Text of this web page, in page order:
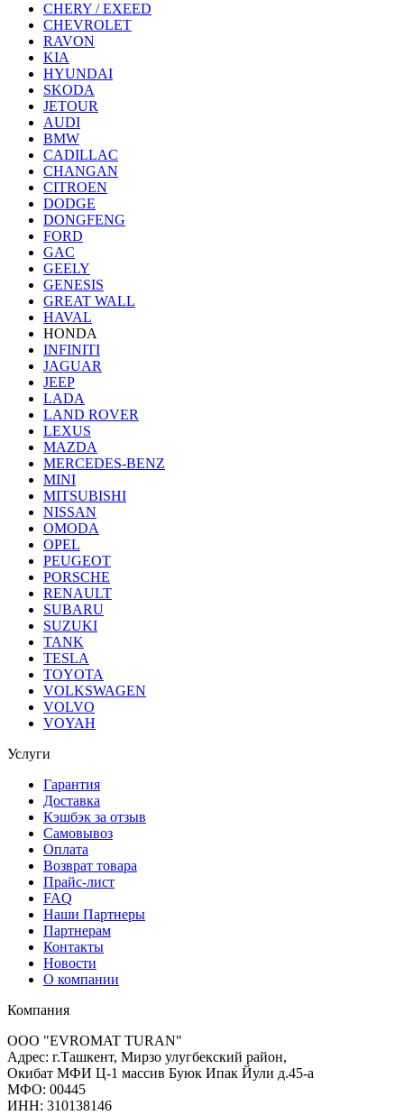
CHERY / EXEED
CHEVROLET
RAVON
KIA
HYUNDAI
SKODA
JETOUR
AUDI
BMW
CADILLAC
CHANGAN
CITROEN
DODGE
DONGFENG
FORD
GAC
GEELY
GENESIS
GREAT WALL
HAVAL
HONDA
INFINITI
JAGUAR
JEEP
LADA
LAND ROVER
LEXUS
MAZDA
MERCEDES-BENZ
MINI
MITSUBISHI
NISSAN
OMODA
OPEL
PEUGEOT
PORSCHE
RENAULT
SUBARU
SUZUKI
TANK
TESLA
TOYOTA
VOLKSWAGEN
VOLVO
VOYAH
Услуги
Гарантия
Доставка
Кэшбэк за отзыв
Самовывоз
Оплата
Возврат товара
Прайс-лист
FAQ
Наши Партнеры
Партнерам
Контакты
Новости
О компании
Компания
ООО "EVROMAT TURAN"
Адрес: г.Ташкент, Мирзо улугбекский район,
Окибат МФИ Ц-1 массив Буюк Ипак Йули д.45-а
МФО: 00445
ИНН: 310138146